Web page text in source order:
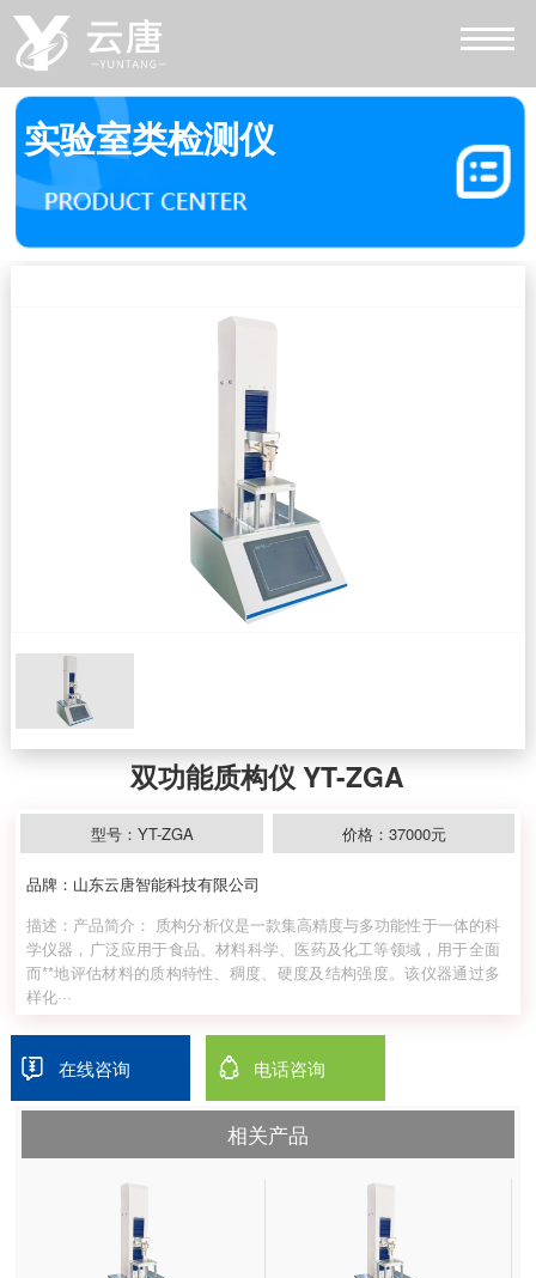
实验室类检测仪
双功能质构仪 YT-ZGA
型号：YT-ZGA 价格：37000元
品牌：山东云唐智能科技有限公司
描述：产品简介： 质构分析仪是一款集高精度与多功能性于一体的科
学仪器，广泛应用于食品、材料科学、医药及化工等领域，用于全面
而**地评估材料的质构特性、稠度、硬度及结构强度。该仪器通过多
样化···
在线咨询 电话咨询
相关产品